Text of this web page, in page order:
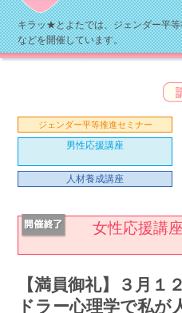
キラッ★とよたでは、ジェンダー平
などを開催しています。
ジェンダー平等推進セミナー
男性応援講座
人材養成講座
女性応援講座
【満員御礼】３月１
ドラー心理学で私が